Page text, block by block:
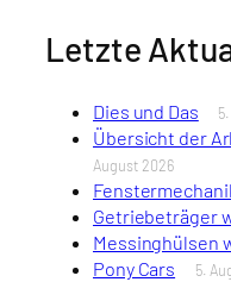
Letzte
Dies und Das
Übersicht der
August 2026
Getriebeträger
Messinghülsen
Pony Cars 5.